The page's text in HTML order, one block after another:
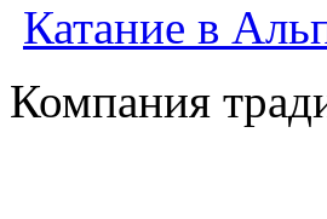
Катание в
Компания